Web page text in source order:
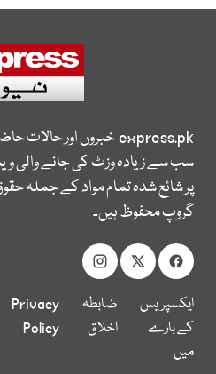
express.pkخبروں اور حالات
سب سے زیادہ وزٹ کی جانے
پر شائع شدہ تمام مواد کے جملہ
گروپ محفوظ ہیں۔
ایکسپریس
کے بارے
میں
ضابطہ
اخلاق
Privacy
Policy